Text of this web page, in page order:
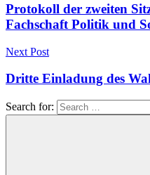
Protokoll der zweiten
Fachschaft Politik und
Next Post
Dritte Einladung des
Search for: